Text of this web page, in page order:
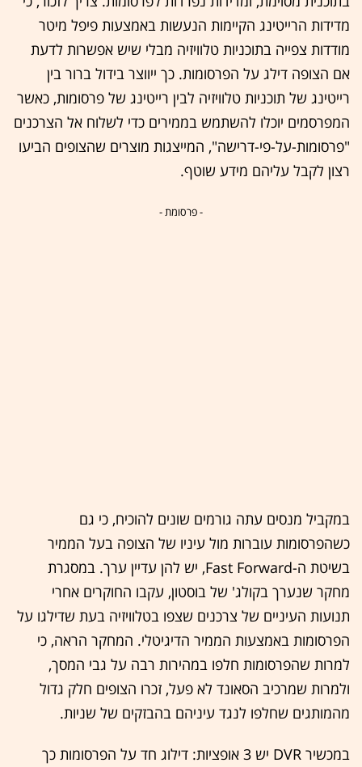
מדידות הרייטינג הקיימות הנעשות באמצעות פיפל מיטר
מודדות צפייה בתוכניות טלוויזיה מבלי שיש אפשרות לדעת
אם הצופה דילג על הפרסומות. כך ייווצר בידול ברור בין
רייטינג של תוכניות טלוויזיה לבין רייטינג של פרסומות, כאשר
המפרסמים יוכלו להשתמש בממירים כדי לשלוח אל הצרכנים
"פרסומות-על-פי-דרישה", המייצגות מוצרים שהצופים הביעו
רצון לקבל עליהם מידע שוטף.
- פרסומת -
במקביל מנסים עתה גורמים שונים להוכיח, כי גם
כשהפרסומות עוברות מול עיניו של הצופה בעל הממיר
בשיטת ה-Fast Forward, יש להן עדיין ערך. במסגרת
מחקר שנערך בקולג' של בוסטון, עקבו החוקרים אחרי
תנועות העיניים של צרכנים שצפו בטלוויזיה בעת שדילגו על
הפרסומות באמצעות הממיר הדיגיטלי. המחקר הראה, כי
למרות שהפרסומות חלפו במהירות רבה על גבי המסך,
ולמרות שמרכיב הסאונד לא פעל, זכרו הצופים חלק גדול
מהמותגים שחלפו לנגד עיניהם בהבזקים של שניות.
במכשיר DVR יש 3 אופציות: דילוג חד על הפרסומות כך